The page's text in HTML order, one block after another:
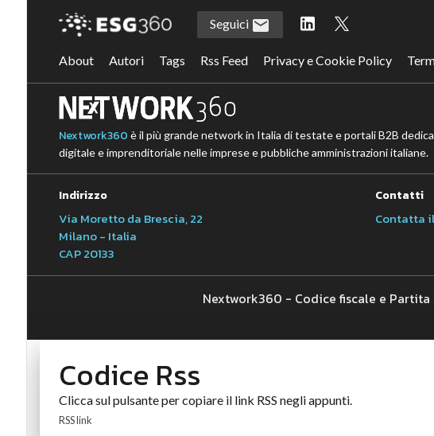
Seguici
About Autori Tags Rss Feed Privacy e Cookie Policy
Nextwork360 è il più grande network in Italia di testate e portali B2B
digitale e imprenditoriale nelle imprese e pubbliche amministrazioni italiane.
Indirizzo
Via Moretto da Brescia, 22
Milano - Italia
CAP 20133
Contatti
Contatta
Nextwork360 - Codice fiscale e Partita
Codice Rss
Clicca sul pulsante per copiare il link RSS negli appunti.
RSS link